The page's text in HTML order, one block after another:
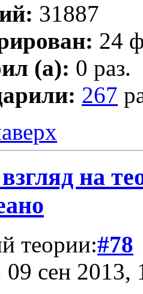
31887
24
(а): 0 раз.
267
на
теории:#78
09 сен 2013,